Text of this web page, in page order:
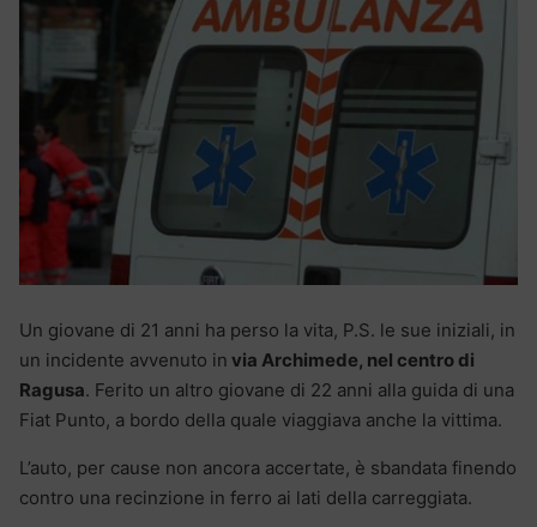
Un giovane di 21 anni ha perso la vita, P.S. le sue iniziali, in
un incidente avvenuto in via Archimede, nel centro di
Ragusa. Ferito un altro giovane di 22 anni alla guida di una
Fiat Punto, a bordo della quale viaggiava anche la vittima.
L’auto, per cause non ancora accertate, è sbandata finendo
contro una recinzione in ferro ai lati della carreggiata.